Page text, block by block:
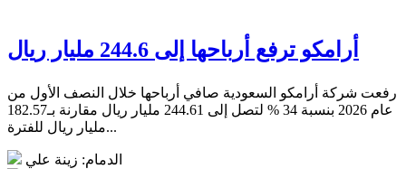
أرامكو ترفع أرباحها إلى 244.6 مليار ريال
رفعت شركة أرامكو السعودية صافي أرباحها خلال النصف الأول من
عام 2026 بنسبة 34 % لتصل إلى 244.61 مليار ريال مقارنة بـ182.57
مليار ريال للفترة...
الدمام: زينة علي